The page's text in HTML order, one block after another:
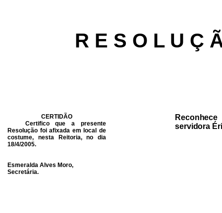
R E S O L U Ç
CERTIDÃO
Certifico que a presente
Resolução foi afixada em local de
costume, nesta Reitoria, no dia
18/4/2005.
Esmeralda Alves Moro,
Secretária.
servidora